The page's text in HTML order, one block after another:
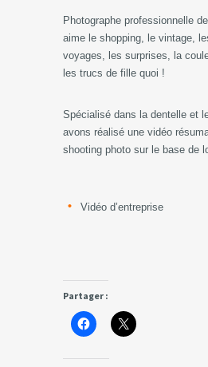
Photographe professionnelle
aime le shopping, le vintage,
voyages, les surprises, la
les trucs de fille quoi !
Spécialisé dans la dentelle et
avons réalisé une vidéo
shooting photo sur le base de
Vidéo d’entreprise
Partager :